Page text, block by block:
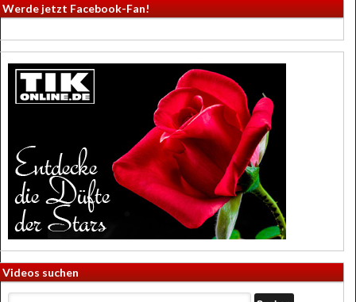
Werde jetzt Facebook-Fan!
Videos suchen